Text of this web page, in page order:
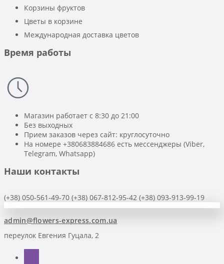
Корзины фруктов
Цветы в корзине
Международная доставка цветов
Время работы
Магазин работает с 8:30 до 21:00
Без выходных
Прием заказов через сайт: круглосуточно
На номере +380683884686 есть мессенджеры (Viber,
Telegram, Whatsapp)
Наши контакты
(+38) 050-561-49-70 (+38) 067-812-95-42 (+38) 093-913-99-19
admin@flowers-express.com.ua
переулок Евгения Гуцала, 2